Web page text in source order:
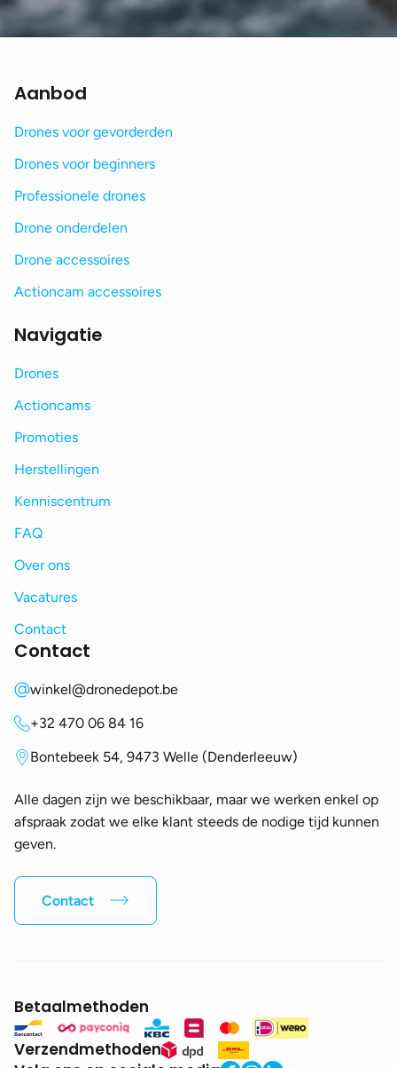
Aanbod
Drones voor gevorderden
Drones voor beginners
Professionele drones
Drone onderdelen
Drone accessoires
Actioncam accessoires
Navigatie
Drones
Actioncams
Promoties
Herstellingen
Kenniscentrum
FAQ
Over ons
Vacatures
Contact
Contact
winkel@dronedepot.be
+32 470 06 84 16
Bontebeek 54, 9473 Welle (Denderleeuw)
Alle dagen zijn we beschikbaar, maar we werken enkel op
afspraak zodat we elke klant steeds de nodige tijd kunnen
geven.
Contact
Betaalmethoden
Verzendmethoden